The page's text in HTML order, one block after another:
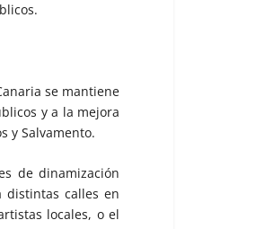
se mantiene
y a la mejora
y Salvamento.
de dinamización
distintas calles en
locales, o el